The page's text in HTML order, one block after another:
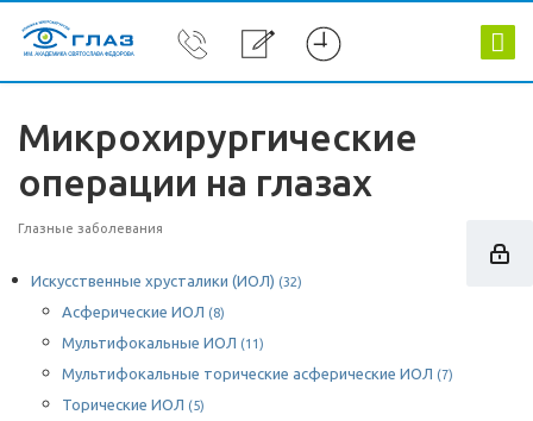
Микрохирургические
операции на глазах
Глазные заболевания
Искусственные хрусталики (ИОЛ) (32)
Асферические ИОЛ (8)
Мультифокальные ИОЛ (11)
Мультифокальные торические асферические ИОЛ (7)
Торические ИОЛ (5)